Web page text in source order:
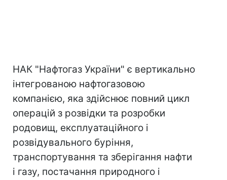
НАК "Нафтогаз України" є вертикально
інтегрованою нафтогазовою
компанією, яка здійснює повний цикл
операцій з розвідки та розробки
родовищ, експлуатаційного і
розвідувального буріння,
транспортування та зберігання нафти
і газу, постачання природного і